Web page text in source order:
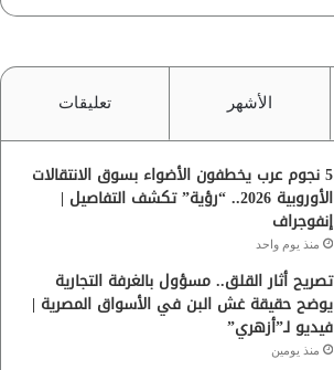
الأشهر تعليقات
5 نجوم عرب يخطفون الأضواء بسوق الانتقالات
الأوروبية 2026.. “رؤية” تكشف التفاصيل |
إنفوجراف
منذ يوم واحد
تصريح أثار القلق.. مسؤول بالغرفة التجارية
يوضح حقيقة غش البن في الأسواق المصرية |
فيديو لـ”أزهري”
منذ يومين